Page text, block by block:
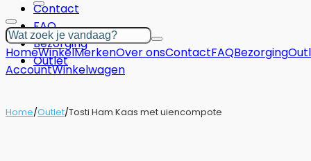
Contact
FAQ
Bezorging
Outlet
Zoeken
HomeWinkelMerkenOver onsContactFAQBezorging
AccountWinkelwagen
Home/Outlet/Tosti Ham Kaas met uiencompote